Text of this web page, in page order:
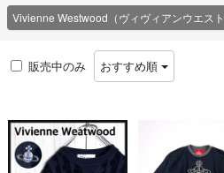
Vivienne Westwood（ヴィヴィアンウエスト
販売中のみ おすすめ順